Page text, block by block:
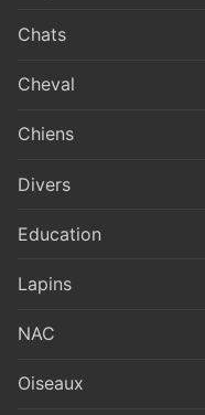
Chats
Cheval
Chiens
Divers
Education
Lapins
NAC
Oiseaux